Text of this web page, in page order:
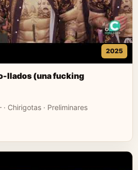
2025
llados (una fucking
Chirigotas · Preliminares